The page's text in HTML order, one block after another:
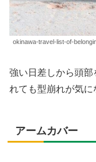
okinawa-travel-list-of-
強い日差しから頭部
れても型崩れが気に
アームカバー